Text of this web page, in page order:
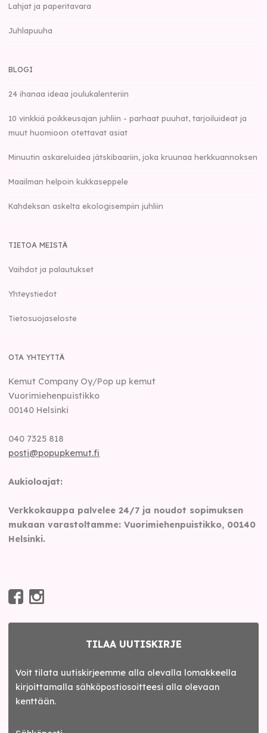
Lahjat ja paperitavara
Juhlapuuha
BLOGI
24 ihanaa ideaa joulukalenteriin
10 vinkkiä poikkeusajan juhliin - parhaat puuhat, tarjoiluideat ja
muut huomioon otettavat asiat
Minuutin askareluidea jätskibaariin, joka kruunaa herkkuannoksen
Maailman helpoin kukkaseppele
Kahdeksan askelta ekologisempiin juhliin
TIETOA MEISTÄ
Vaihdot ja palautukset
Yhteystiedot
Tietosuojaseloste
OTA YHTEYTTÄ
Kemut Company Oy/Pop up kemut
Vuorimiehenpuistikko
00140 Helsinki
040 7325 818
posti@popupkemut.fi
Aukioloajat:
Verkkokauppa palvelee 24/7 ja noudot sopimuksen
mukaan varastoltamme: Vuorimiehenpuistikko, 00140
Helsinki.
TILAA UUTISKIRJE
Voit tilata uutiskirjeemme alla olevalla lomakkeella
kirjoittamalla sähköpostiosoitteesi alla olevaan
kenttään.